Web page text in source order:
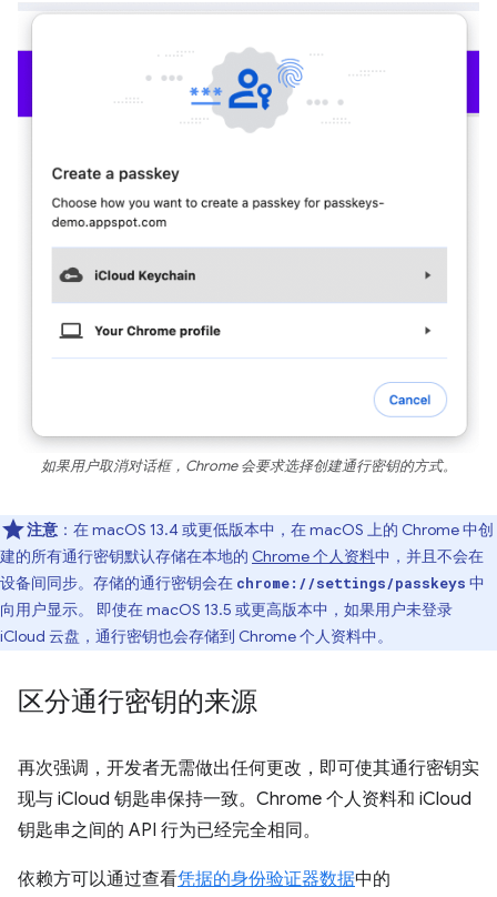
如果用户取消对话框，Chrome 会要求选择创建通行密钥的方式。
注意 ：在 macOS 13.4 或更低版本中，在 macOS 上的 Chrome 中创
建的所有通行密钥默认存储在本地的 Chrome 个人资料中，并且不会在
设备间同步。存储的通行密钥会在 chrome://settings/passkeys 中
向用户显示。 即使在 macOS 13.5 或更高版本中，如果用户未登录
iCloud 云盘，通行密钥也会存储到 Chrome 个人资料中。
区分通行密钥的来源
再次强调，开发者无需做出任何更改，即可使其通行密钥实
现与 iCloud 钥匙串保持一致。Chrome 个人资料和 iCloud
钥匙串之间的 API 行为已经完全相同。
依赖方可以通过查看凭据的身份验证器数据中的